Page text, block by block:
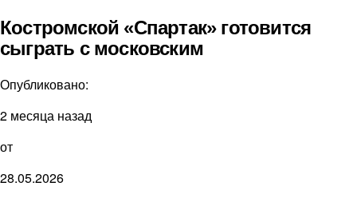
Костромской «Спартак» готовится
сыграть с московским
Опубликовано:
2 месяца назад
от
28.05.2026